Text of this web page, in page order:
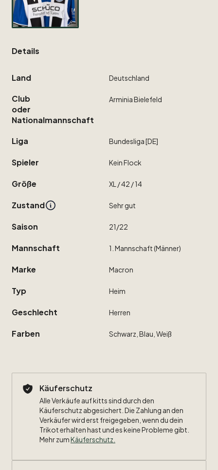
Details
Land Deutschland
Club
oder
Nationalmannschaft
ArminiaBielefeld
Liga Bundesliga[DE]
Spieler KeinFlock
Größe XL ​/​42 ​/​14
Zustand Sehrgut
Saison 21​/​22
Mannschaft 1. Mannschaft(Männer)
Marke Macron
Typ Heim
Geschlecht Herren
Farben Schwarz, Blau, Weiß
Käuferschutz
Alle Verkäufe auf kitts sind durch den
Käuferschutz abgesichert. Die Zahlung an den
Verkäufer wird erst freigegeben, wenn du dein
Trikot erhalten hast und es keine Probleme gibt.
Mehr zumKäuferschutz